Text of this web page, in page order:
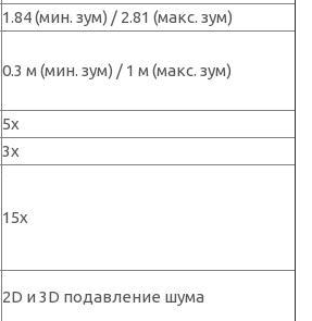
1.84 (мин. зум) / 2.81 (макс. зум)
0.3 м (мин. зум) / 1 м (макс. зум)
5x
3х
15х
2D и 3D подавление шума